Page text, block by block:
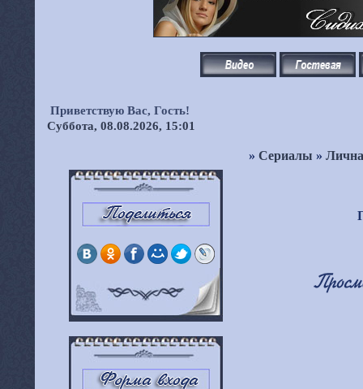
Суббота, 08.08.2026, 15:01
Приветствую Вас, Гость!
» Сериалы »